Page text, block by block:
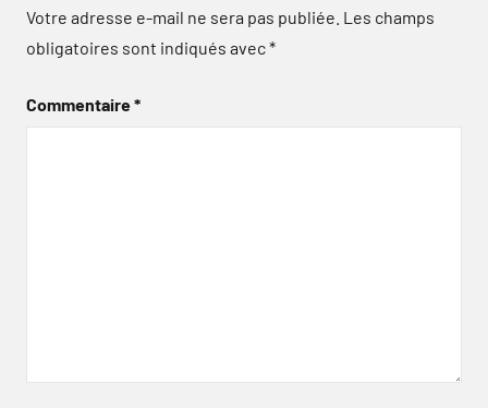
Votre adresse e-mail ne sera pas publiée. Les champs
obligatoires sont indiqués avec*
Commentaire*